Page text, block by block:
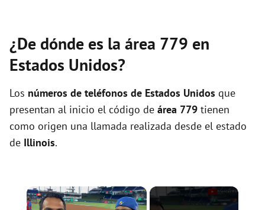
¿De dónde es la área 779 en
Estados Unidos?
Los números de teléfonos de Estados Unidos que
presentan al inicio el código de área 779 tienen
como origen una llamada realizada desde el estado
de Illinois.
×